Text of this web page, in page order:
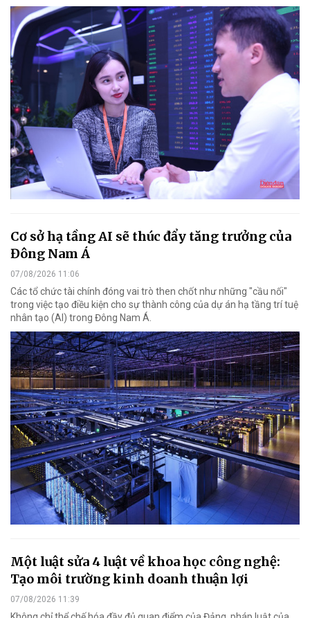
Cơ sở hạ tầng AI sẽ thúc đẩy tăng trưởng của
Đông Nam Á
07/08/2026 11:06
Các tổ chức tài chính đóng vai trò then chốt như những "cầu nối"
trong việc tạo điều kiện cho sự thành công của dự án hạ tầng trí tuệ
nhân tạo (AI) trong Đông Nam Á.
Một luật sửa 4 luật về khoa học công nghệ:
Tạo môi trường kinh doanh thuận lợi
07/08/2026 11:39